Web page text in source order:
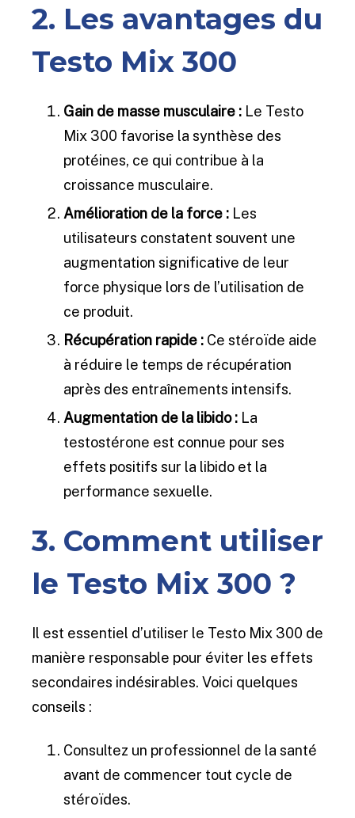
2. Les avantages du
Testo Mix 300
Gain de masse musculaire : Le Testo
Mix 300 favorise la synthèse des
protéines, ce qui contribue à la
croissance musculaire.
Amélioration de la force : Les
utilisateurs constatent souvent une
augmentation significative de leur
force physique lors de l’utilisation de
ce produit.
Récupération rapide : Ce stéroïde aide
à réduire le temps de récupération
après des entraînements intensifs.
Augmentation de la libido : La
testostérone est connue pour ses
effets positifs sur la libido et la
performance sexuelle.
3. Comment utiliser
le Testo Mix 300 ?
Il est essentiel d’utiliser le Testo Mix 300 de
manière responsable pour éviter les effets
secondaires indésirables. Voici quelques
conseils :
Consultez un professionnel de la santé
avant de commencer tout cycle de
stéroïdes.